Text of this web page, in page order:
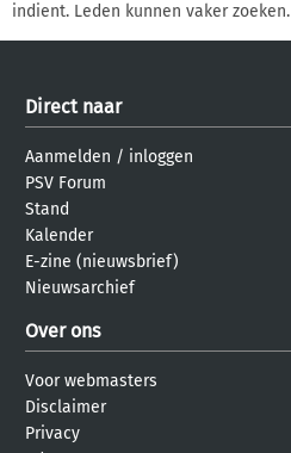
indient. Leden kunnen vaker zoeken.
Direct naar
Aanmelden / inloggen
PSV Forum
Stand
Kalender
E-zine (nieuwsbrief)
Nieuwsarchief
Over ons
Voor webmasters
Disclaimer
Privacy